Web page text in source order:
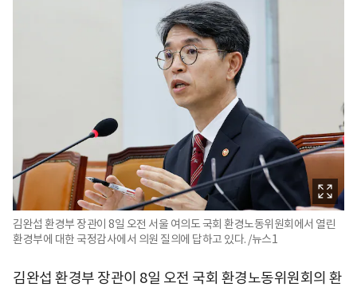
김완섭 환경부 장관이 8일 오전 서울 여의도 국회 환경노동위원회에서 열린
환경부에 대한 국정감사에서 의원 질의에 답하고 있다. /뉴스1
김완섭 환경부 장관이 8일 오전 국회 환경노동위원회의 환